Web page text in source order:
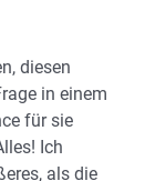
diesen
in einem
für sie
Ich
als die